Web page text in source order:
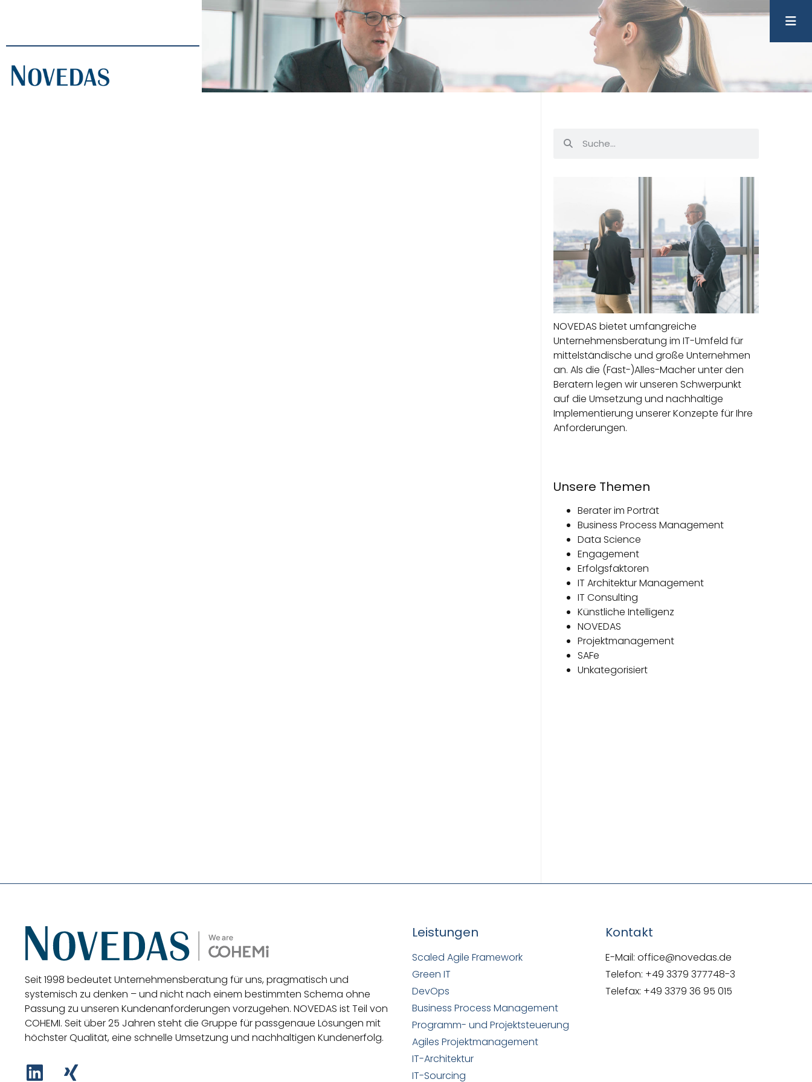
NOVEDAS bietet umfangreiche
Unternehmensberatung im IT-Umfeld für
mittelständische und große Unternehmen
an. Als die (Fast-)Alles-Macher unter den
Beratern legen wir unseren Schwerpunkt
auf die Umsetzung und nachhaltige
Implementierung unserer Konzepte für Ihre
Anforderungen.
Unsere Themen
Berater im Porträt
Business Process Management
Data Science
Engagement
Erfolgsfaktoren
IT Architektur Management
IT Consulting
Künstliche Intelligenz
NOVEDAS
Projektmanagement
SAFe
Unkategorisiert
Seit 1998 bedeutet Unternehmensberatung für uns, pragmatisch und
systemisch zu denken – und nicht nach einem bestimmten Schema ohne
Passung zu unseren Kundenanforderungen vorzugehen. NOVEDAS ist Teil von
COHEMI. Seit über 25 Jahren steht die Gruppe für passgenaue Lösungen mit
höchster Qualität, eine schnelle Umsetzung und nachhaltigen Kundenerfolg.
Leistungen
Scaled Agile Framework
Green IT
DevOps
Business Process Management
Programm- und Projektsteuerung
Agiles Projektmanagement
IT-Architektur
IT-Sourcing
Kontakt
E-Mail: office@novedas.de
Telefon: +49 3379 377748-3
Telefax: +49 3379 36 95 015